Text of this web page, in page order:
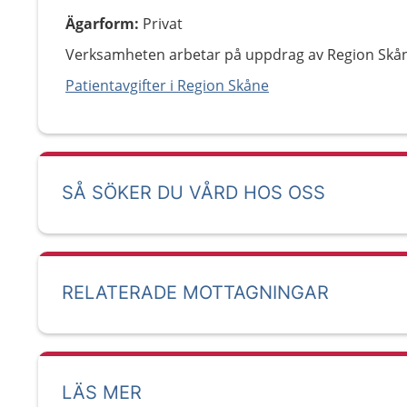
Ägarform: Privat
Verksamheten arbetar på uppdrag av Region
Patientavgifter i Region Skåne
SÅ SÖKER DU VÅRD HOS OSS
RELATERADE MOTTAGNINGAR
LÄS MER